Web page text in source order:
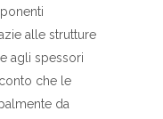
alle strutture
agli spessori
che le
da